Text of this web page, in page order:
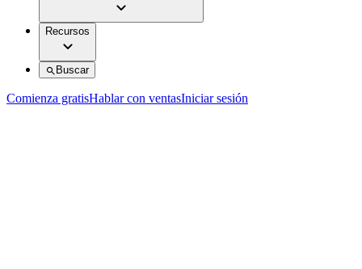
Recursos
Buscar
Comienza gratisHablar con ventasIniciar sesión